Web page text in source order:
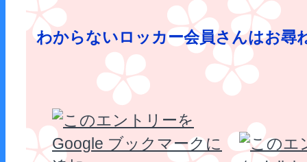
わからないロッカー会員さんはお尋